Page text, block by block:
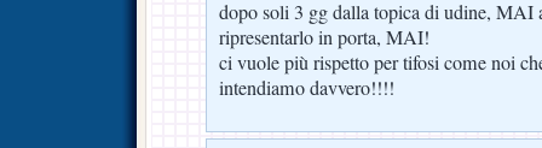
dopo soli 3 gg dalla topica di udine, MAI
ripresentarlo in porta, MAI!
ci vuole più rispetto per tifosi come noi
intendiamo davvero!!!!